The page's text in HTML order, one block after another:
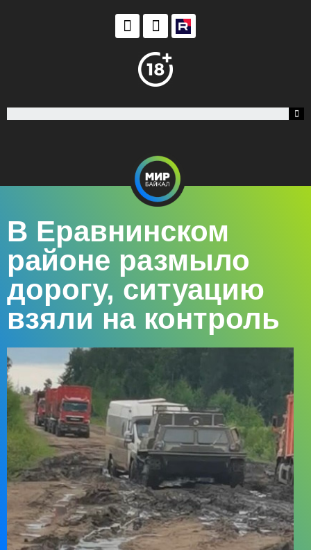
В Еравнинском
районе размыло
дорогу, ситуацию
взяли на контроль